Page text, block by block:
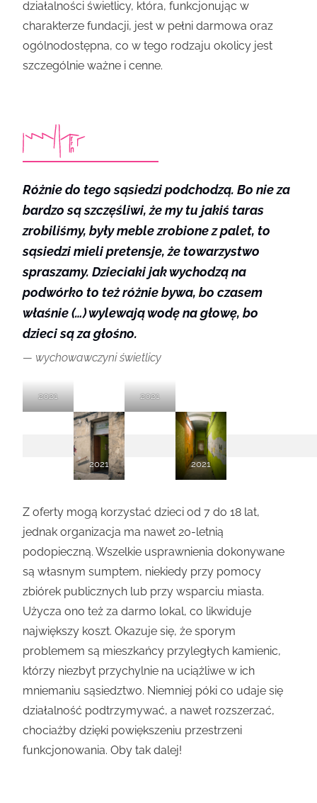
działalności świetlicy, która, funkcjonując w
charakterze fundacji, jest w pełni darmowa oraz
ogólnodostępna, co w tego rodzaju okolicy jest
szczególnie ważne i cenne.
Różnie do tego sąsiedzi podchodzą. Bo nie za
bardzo są szczęśliwi, że my tu jakiś taras
zrobiliśmy, były meble zrobione z palet, to
sąsiedzi mieli pretensje, że towarzystwo
spraszamy. Dzieciaki jak wychodzą na
podwórko to też różnie bywa, bo czasem
właśnie (…) wylewają wodę na głowę, bo
dzieci są za głośno.
wychowawczyni świetlicy
2021
2021
2021
2021
Z oferty mogą korzystać dzieci od 7 do 18 lat,
jednak organizacja ma nawet 20-letnią
podopieczną. Wszelkie usprawnienia dokonywane
są własnym sumptem, niekiedy przy pomocy
zbiórek publicznych lub przy wsparciu miasta.
Użycza ono też za darmo lokal, co likwiduje
największy koszt. Okazuje się, że sporym
problemem są mieszkańcy przyległych kamienic,
którzy niezbyt przychylnie na uciążliwe w ich
mniemaniu sąsiedztwo. Niemniej póki co udaje się
działalność podtrzymywać, a nawet rozszerzać,
chociażby dzięki powiększeniu przestrzeni
funkcjonowania. Oby tak dalej!